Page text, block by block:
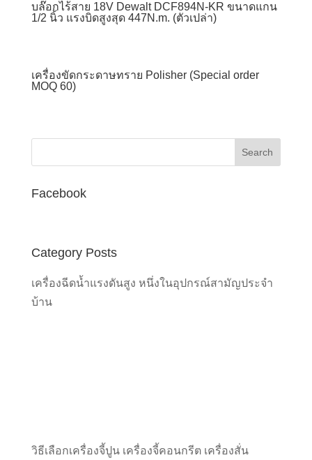
บล๊อกไร้สาย 18V Dewalt DCF894N-KR ขนาดแกน
1/2 นิ้ว แรงบิดสูงสุด 447N.m. (ตัวเปล่า)
เครื่องขัดกระดาษทราย Polisher (Special order
MOQ 60)
Facebook
Category Posts
เครื่องฉีดน้ำแรงดันสูง หนึ่งในอุปกรณ์สามัญประจำ
บ้าน
วิธีเลือกเครื่องจี้ปูน เครื่องจี้คอนกรีต เครื่องสั่น